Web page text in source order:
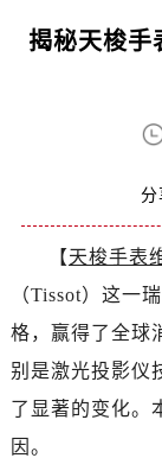
揭秘天梭手
分
【天梭手表
（Tissot）这一
格，赢得了全球
别是激光投影仪
了显著的变化。
因。